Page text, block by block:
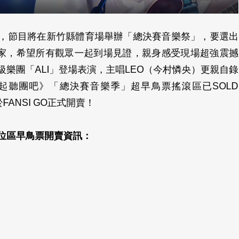
節目將在新竹縣體育場舉辦「總決賽音樂祭」，要選出
，希望所有觀眾一起到場見證，親身感受現場超強震撼
樂團「ALI」登場表演，主唱LEO（今村憐央）更親自錄
聽團吧》「總決賽音樂季」超早鳥票搖滾區已SOLD
GO正式開賣！
區早鳥票開賣資訊：